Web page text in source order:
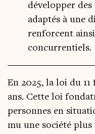
développer
adaptés à une
renforcent
concurrentiels.
En 2025, la loi du
ans. Cette loi
per­sonnes en
mu une socié­té